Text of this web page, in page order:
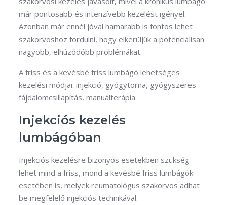
már pontosabb és intenzívebb kezelést igényel.
Azonban már ennél jóval hamarabb is fontos lehet
szakorvoshoz fordulni, hogy elkerüljük a potenciálisan
nagyobb, elhúzódóbb problémákat.
A friss és a kevésbé friss lumbágó lehetséges
kezelési módjai: injekció, gyógytorna, gyógyszeres
fájdalomcsillapítás, manuálterápia.
Injekciós kezelés
lumbágóban
Injekciós kezelésre bizonyos esetekben szükség
lehet mind a friss, mond a kevésbé friss lumbágók
esetében is, melyek reumatológus szakorvos adhat
be megfelelő injekciós technikával.